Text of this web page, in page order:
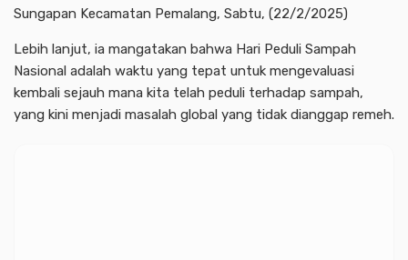
Sungapan Kecamatan Pemalang, Sabtu, (22/2/2025)
Lebih lanjut, ia mangatakan bahwa Hari Peduli Sampah
Nasional adalah waktu yang tepat untuk mengevaluasi
kembali sejauh mana kita telah peduli terhadap sampah,
yang kini menjadi masalah global yang tidak dianggap remeh.